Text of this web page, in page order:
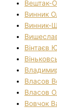
Вештак-
Винник
Винник-
Вінтаєв
Власов
Власов
Вовчок